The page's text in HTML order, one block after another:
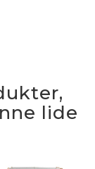
lide